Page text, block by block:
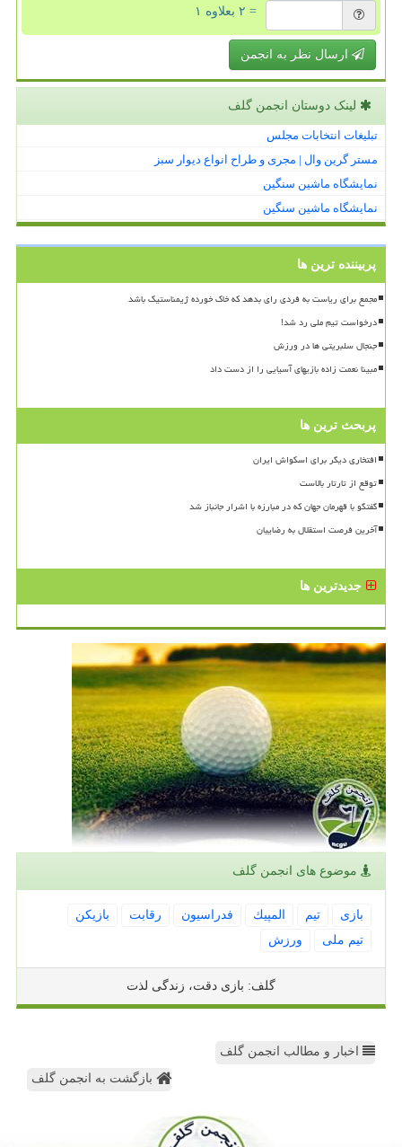
= ۲ بعلاوه ۱
ارسال نظر به انجمن
لینک دوستان انجمن گلف
تبلیغات انتخابات مجلس
مستر گرین وال | مجری و طراح انواع دیوار سبز
نمایشگاه ماشین سنگین
نمایشگاه ماشین سنگین
پربیننده ترین ها
مجمع برای ریاست به فردی رای بدهد که خاک خورده ژیمناستیک باشد
درخواست تیم ملی رد شد!
جنجال سلبریتی ها در ورزش
مبینا نعمت زاده بازیهای آسیایی را از دست داد
پربحث ترین ها
افتخاری دیگر برای اسکواش ایران
توقع از تارتار بالاست
گفتگو با قهرمان جهان که در مبارزه با اشرار جانباز شد
آخرین فرصت استقلال به رضاییان
جدیدترین ها
موضوع های انجمن گلف
بازی تیم المپیك فدراسیون رقابت
بازیكن
تیم ملی
ورزش
گلف: بازی دقت، زندگی لذت
اخبار و مطالب انجمن گلف
بازگشت به انجمن گلف